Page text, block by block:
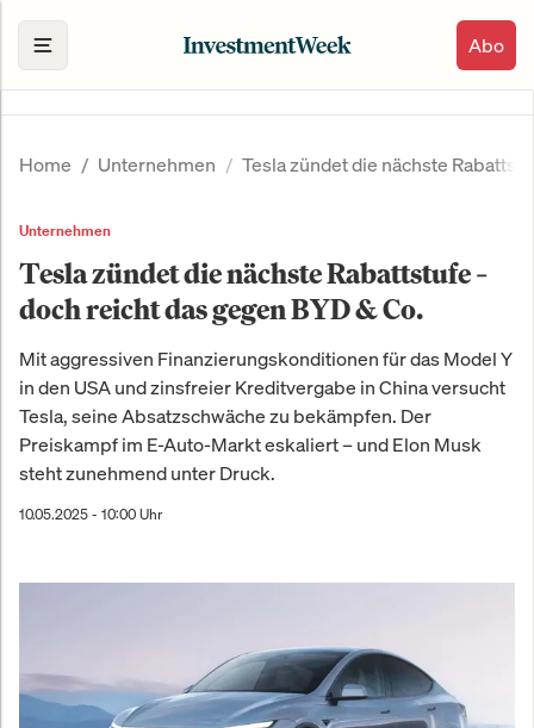
Abo
Home Unternehmen Tesla zündet die nächste
Unternehmen
Tesla zündet die nächste Rabattstufe –
doch reicht das gegen BYD & Co.
Mit aggressiven Finanzierungskonditionen für das Model Y
in den USA und zinsfreier Kreditvergabe in China versucht
Tesla, seine Absatzschwäche zu bekämpfen. Der
Preiskampf im E-Auto-Markt eskaliert – und Elon Musk
steht zunehmend unter Druck.
10.05.2025 - 10:00 Uhr